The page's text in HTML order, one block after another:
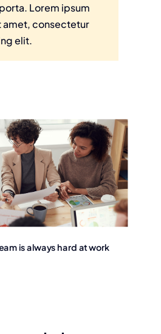
Lorem ipsum
amet, consectetur
elit.
is always hard at work